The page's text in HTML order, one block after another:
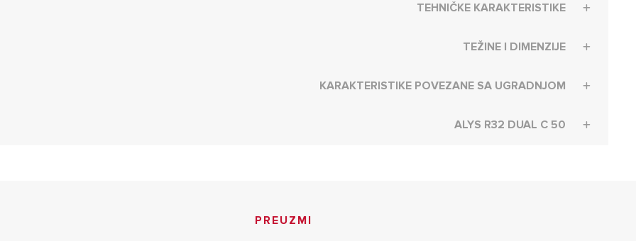
TEHNIČKE KARAKTERISTIKE
TEŽINE I DIMENZIJE
KARAKTERISTIKE POVEZANE SA UGRADNJOM
ALYS R32 DUAL C 50
PREUZMI